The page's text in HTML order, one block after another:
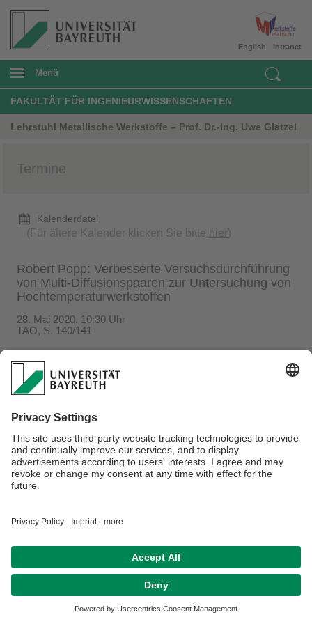
Intranet
English
Menü
FAKULTÄT FÜR INGENIEURWISSENSCHAFTEN
Lehrstuhl Metallische Werkstoffe – Prof. Dr.-Ing. Uwe Glatzel
Termine
Kalenderdatei
(Für ältere Kalender klicken Sie bitte hier)
Robert Popp: Verbesserte Versuchsdurchführung
von Multi-Diffusionspaaren zur Untersuchung von
Hochtemperaturwerkstoffen
28. Mai 2020, 10:30 Uhr
TAO, S. 140/141
Verantwortlich für die Redaktion:
Datenschutzerklärung Impressum Hausordnung Sitemap
Barrierefreiheitserklärung